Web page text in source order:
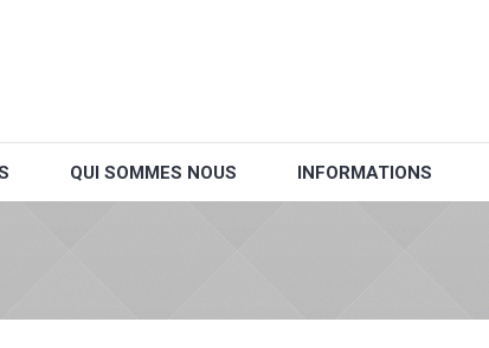
QUI SOMMES NOUS INFORMATIONS